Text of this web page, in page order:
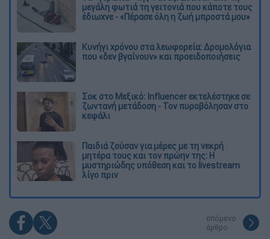
μεγάλη φωτιά τη γειτονιά που κάποτε τους
έδιωχνε - «Πέρασε όλη η ζωή μπροστά μου»
Κυνήγι χρόνου στα λεωφορεία: Δρομολόγια
που «δεν βγαίνουν» και προειδοποιήσεις
Σοκ στο Μεξικό: Influencer εκτελέστηκε σε
ζωντανή μετάδοση - Τον πυροβόλησαν στο
κεφάλι
Παιδιά ζούσαν για μέρες με τη νεκρή
μητέρα τους και τον πρώην της: Η
μυστηριώδης υπόθεση και το livestream
λίγο πριν
επόμενο
άρθρο